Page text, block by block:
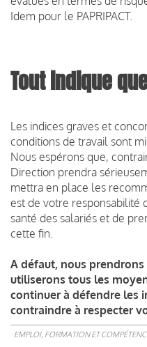
Idem pour le PAPRIPACT.
Tout indique
Les indices graves et
conditions de travail sont
Nous espérons que,
Direction prendra
mettra en place les
est de votre responsabilité
santé des salariés et de
cette fin.
A défaut, nous
utiliserons tous les
continuer à défendre les
contraindre à respecter
EMPLOI, FORMATION ET